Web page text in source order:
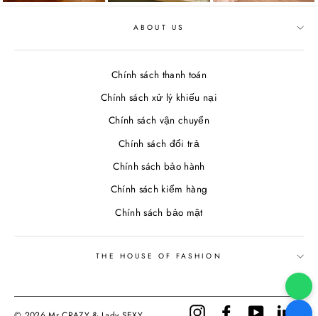
ABOUT US
Chính sách thanh toán
Chính sách xử lý khiếu nại
Chính sách vận chuyển
Chính sách đổi trả
Chính sách bảo hành
Chính sách kiểm hàng
Chính sách bảo mật
THE HOUSE OF FASHION
InstagramFacebookYouTube